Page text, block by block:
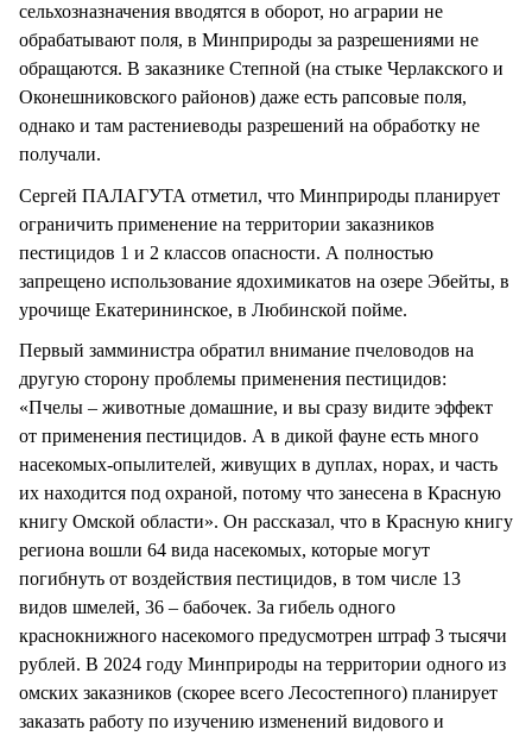
сельхозназначения вводятся в оборот, но аграрии не
обрабатывают поля, в Минприроды за разрешениями не
обращаются. В заказнике Степной (на стыке Черлакского и
Оконешниковского районов) даже есть рапсовые поля,
однако и там растениеводы разрешений на обработку не
получали.
Сергей ПАЛАГУТА отметил, что Минприроды планирует
ограничить применение на территории заказников
пестицидов 1 и 2 классов опасности. А полностью
запрещено использование ядохимикатов на озере Эбейты, в
урочище Екатерининское, в Любинской пойме.
Первый замминистра обратил внимание пчеловодов на
другую сторону проблемы применения пестицидов:
«Пчелы – животные домашние, и вы сразу видите эффект
от применения пестицидов. А в дикой фауне есть много
насекомых-опылителей, живущих в дуплах, норах, и часть
их находится под охраной, потому что занесена в Красную
книгу Омской области». Он рассказал, что в Красную книгу
региона вошли 64 вида насекомых, которые могут
погибнуть от воздействия пестицидов, в том числе 13
видов шмелей, 36 – бабочек. За гибель одного
краснокнижного насекомого предусмотрен штраф 3 тысячи
рублей. В 2024 году Минприроды на территории одного из
омских заказников (скорее всего Лесостепного) планирует
заказать работу по изучению изменений видового и